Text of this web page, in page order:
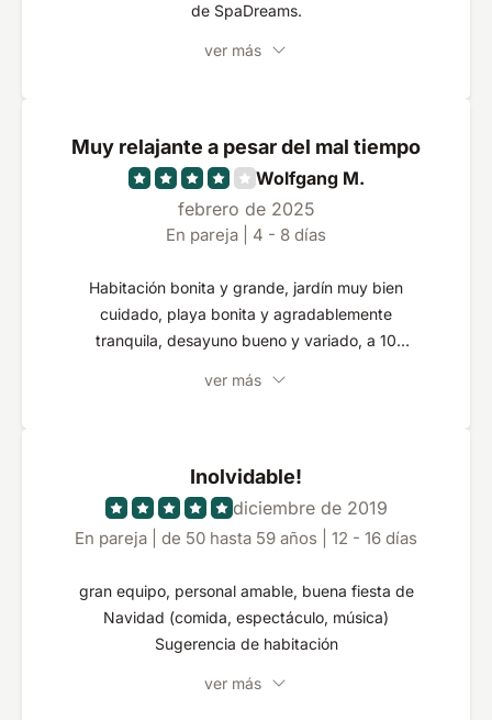
de SpaDreams.
ver más
Muy relajante a pesar del mal tiempo
Wolfgang M.
febrero de 2025
En pareja | 4 - 8 días
Habitación bonita y grande, jardín muy bien
cuidado, playa bonita y agradablemente
tranquila, desayuno bueno y variado, a 10
ver más
Inolvidable!
diciembre de 2019
En pareja | de 50 hasta 59 años | 12 - 16 días
gran equipo, personal amable, buena fiesta de
Navidad (comida, espectáculo, música)
Sugerencia de habitación
ver más